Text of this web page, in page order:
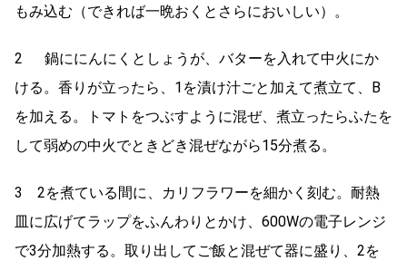
もみ込む（できれば一晩おくとさらにおいしい）。
2 鍋ににんにくとしょうが、バターを入れて中火にか
ける。香りが立ったら、1を漬け汁ごと加えて煮立て、B
を加える。トマトをつぶすように混ぜ、煮立ったらふたを
して弱めの中火でときどき混ぜながら15分煮る。
3 2を煮ている間に、カリフラワーを細かく刻む。耐熱
皿に広げてラップをふんわりとかけ、600Wの電子レンジ
で3分加熱する。取り出してご飯と混ぜて器に盛り、2を